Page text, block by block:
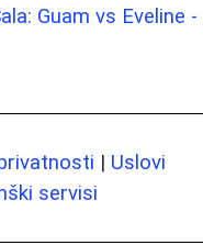
Guam vs Eveline -
| Uslovi
servisi